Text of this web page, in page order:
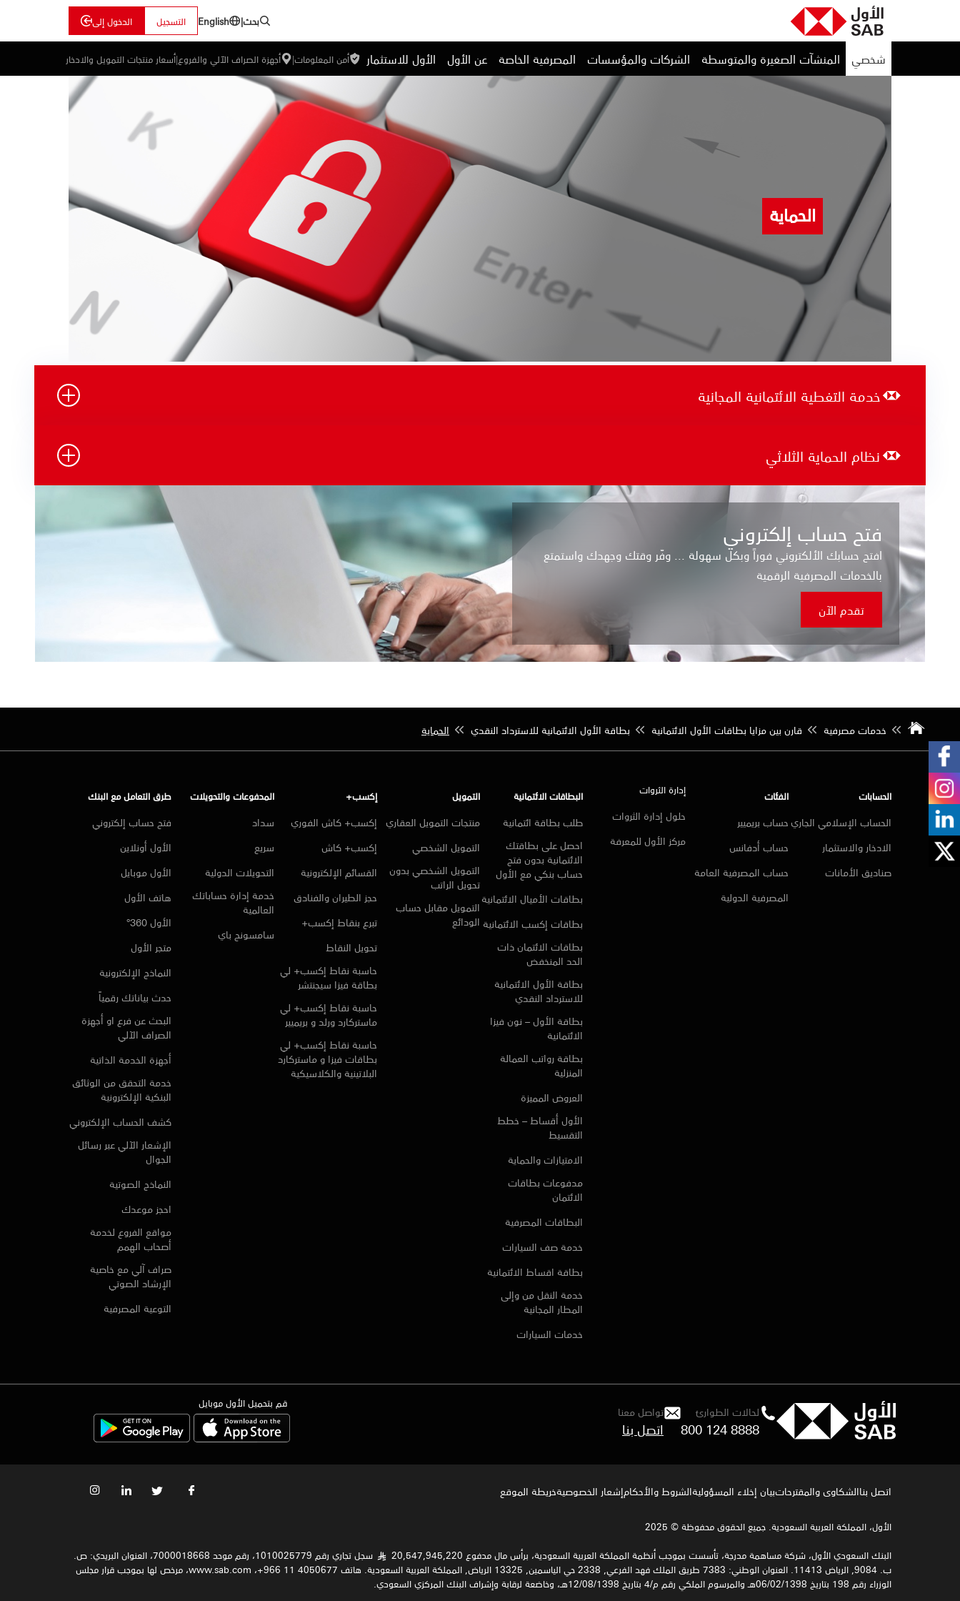
بحث|
English التسجيل الدخول إلى
شخصي المنشآت الصغيرة والمتوسطة الشركات والمؤسسات المصرفية الخاصة عن الأول الأول للاستثمار أمن المعلومات| أجهزة الصراف الآلي والفروع|أسعار منتجات التمويل والادخار
الحماية
خدمة التغطية الائتمانية المجانية
نظام الحماية الثلاثي
فتح حساب إلكتروني
افتح حسابك الألكتروني فوراً وبكل سهولة ... وفّر وقتك وجهدك واستمتع
بالخدمات المصرفية الرقمية
تقدم الآن
خدمات مصرفية قارن بين مزايا بطاقات الأول الائتمانية بطاقة الأول الائتمانية للاسترداد النقدي الحماية
الحسابات
الحساب الإسلامي الجاري
الادخار والاستثمار
صناديق الأمانات
الفئات
حساب بريميير
حساب أدفانس
حساب المصرفية العامة
المصرفية الدولية
إدارة الثروات
حلول إدارة الثروات
مركز الأول للمعرفة
البطاقات الائتمانية
طلب بطاقة ائتمانية
احصل على بطاقتك
الائتمانية بدون فتح
حساب بنكي مع الأول
بطاقات الأميال الائتمانية
بطاقات إكسب الائتمانية
بطاقات الائتمان ذات
الحد المنخفض
بطاقة الأول الائتمانية
للاسترداد النقدي
بطاقة الأول – نون فيزا
الائتمانية
بطاقة رواتب العمالة
المنزلية
العروض المميزة
الأول أقساط – خطط
التقسيط
الامتيازات والحماية
مدفوعات بطاقات
الائتمان
البطاقات المصرفية
خدمة صف السيارات
بطاقة اقساط الائتمانية
خدمة النقل من وإلى
المطار المجانية
خدمات السيارات
التمويل
منتجات التمويل العقاري
التمويل الشخصي
التمويل الشخصي بدون
تحويل الراتب
التمويل مقابل حساب
الودائع
إكسب+
إكسب+ كاش الفوري
إكسب+ كاش
القسائم الإلكترونية
حجز الطيران والفنادق
تبرع بنقاط إكسب+
تحويل النقاط
حاسبة نقاط إكسب+ لي
بطاقة فيزا سيجنتشر
حاسبة نقاط إكسب+ لي
ماستركارد ورلد و بريميير
حاسبة نقاط إكسب+ لي
بطاقات فيزا و ماستركارد
البلاتينية والكلاسيكية
المدفوعات والتحويلات
سداد
سريع
التحويلات الدولية
خدمة إدارة حساباتك
العالمية
سامسونج باي
طرق التعامل مع البنك
فتح حساب إلكتروني
الأول أونلاين
الأول موبايل
هاتف الأول
الأول 360°
متجر الأول
النماذج الإلكترونية
حدث بياناتك رقمياً
البحث عن فرع او أجهزة
الصراف الآلي
أجهزة الخدمة الذاتية
خدمة التحقق من الوثائق
البنكية الإلكترونية
كشف الحساب الإلكتروني
الإشعار الآلي عبر رسائل
الجوال
النماذج الصوتية
احجز موعدك
مواقع الفروع لخدمة
أصحاب الهمم
صراف آلي مع خاصية
الإرشاد الصوتي
التوعية المصرفية
لحالات الطوارئ
800 124 8888
تواصل معنا
اتصل بنا
قم بتحميل الأول موبايل
اتصل بناالشكاوى والمقترحاتبيان إخلاء المسؤوليةالشروط والأحكامإشعار الخصوصية‍خريطة الموقع
الأول، المملكة العربية السعودية. جميع الحقوق محفوظة © 2025
البنك السعودي الأول، شركة مساهمة مدرجة، تأسست بموجب أنظمة المملكة العربية السعودية، برأس مال مدفوع 20,547,945,220
§
سجل تجاري رقم 1010025779، رقم موحد 7000018668، العنوان البريدي: ص.
ب. 9084, الرياض 11413. العنوان الوطني: 7383 طريق الملك فهد الفرعي, 2338 حي الياسمين, 13325 الرياض, المملكة العربية السعودية. هاتف 4050677 11 966+، www.sab.com، مرخص لها بموجب قرار مجلس
الوزراء رقم 198 بتاريخ 06/02/1398هـ والمرسوم الملكي رقم م/4 بتاريخ 12/08/1398هـ، وخاضعة لرقابة وإشراف البنك المركزي السعودي.